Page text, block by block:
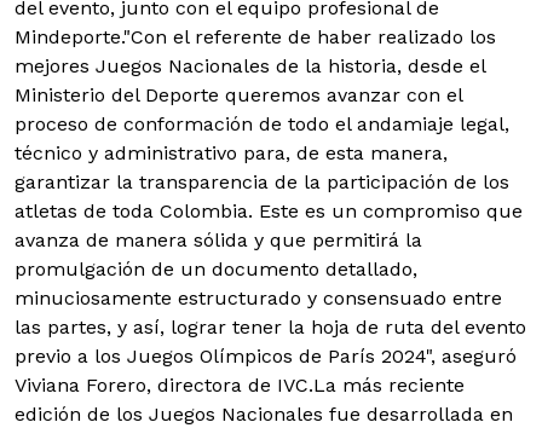
del evento, junto con el equipo profesional de
Mindeporte."Con el referente de haber realizado los
mejores Juegos Nacionales de la historia, desde el
Ministerio del Deporte queremos avanzar con el
proceso de conformación de todo el andamiaje legal,
técnico y administrativo para, de esta manera,
garantizar la transparencia de la participación de los
atletas de toda Colombia. Este es un compromiso que
avanza de manera sólida y que permitirá la
promulgación de un documento detallado,
minuciosamente estructurado y consensuado entre
las partes, y así, lograr tener la hoja de ruta del evento
previo a los Juegos Olímpicos de París 2024", aseguró
Viviana Forero, directora de IVC.La más reciente
edición de los Juegos Nacionales fue desarrollada en